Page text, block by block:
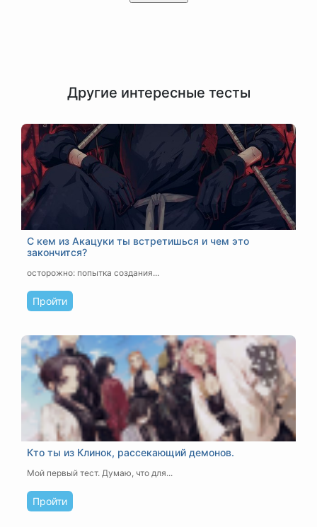
Другие интересные тесты
С кем из Акацуки ты встретишься и чем это
закончится?
осторожно: попытка создания...
Пройти
Кто ты из Клинок, рассекающий демонов.
Мой первый тест. Думаю, что для...
Пройти